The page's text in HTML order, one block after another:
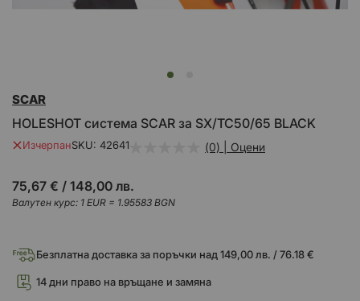
към
на
галерия
HOLESHOT система SCAR за SX/TC50/65 BLACK
SCAR
ИзчерпанSKU 42641 (0) | Оцени
75,67 € / 148,00 лв.
Валутен курс: 1 EUR = 1.95583 BGN
Безплатна доставка за поръчки над 149,00 лв. / 76.18 €
14 дни право на връщане и замяна